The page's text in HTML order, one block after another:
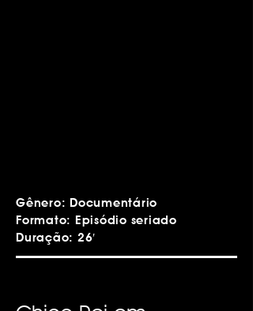
Gênero: Documentário
Formato: Episódio seriado
Duração: 26′